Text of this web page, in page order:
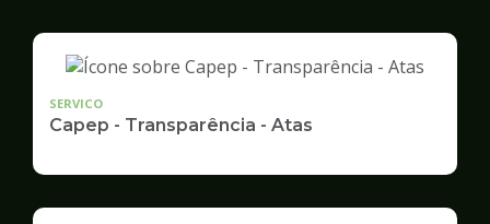
SERVICO
Capep - Transparência - Atas